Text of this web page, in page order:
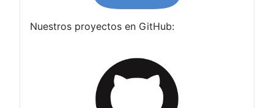
Nuestros proyectos en GitHub: